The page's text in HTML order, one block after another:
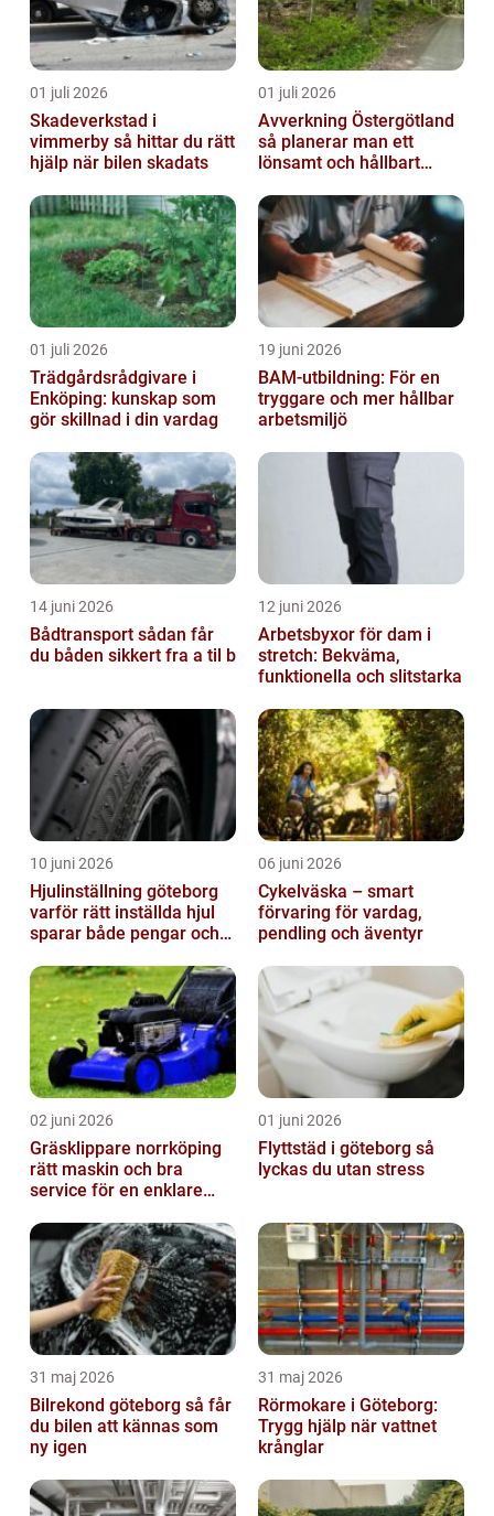
01 juli 2026
Skadeverkstad i
vimmerby så hittar du rätt
hjälp när bilen skadats
01 juli 2026
Avverkning Östergötland
så planerar man ett
lönsamt och hållbart
01 juli 2026
Trädgårdsrådgivare i
Enköping: kunskap som
gör skillnad i din vardag
19 juni 2026
BAM-utbildning: För en
tryggare och mer hållbar
arbetsmiljö
14 juni 2026
Bådtransport sådan får
du båden sikkert fra a til b
12 juni 2026
Arbetsbyxor för dam i
stretch: Bekväma,
funktionella och slitstarka
10 juni 2026
Hjulinställning göteborg
varför rätt inställda hjul
sparar både pengar och
06 juni 2026
Cykelväska – smart
förvaring för vardag,
pendling och äventyr
02 juni 2026
Gräsklippare norrköping
rätt maskin och bra
service för en enklare
01 juni 2026
Flyttstäd i göteborg så
lyckas du utan stress
31 maj 2026
Bilrekond göteborg så får
du bilen att kännas som
ny igen
31 maj 2026
Rörmokare i Göteborg:
Trygg hjälp när vattnet
krånglar